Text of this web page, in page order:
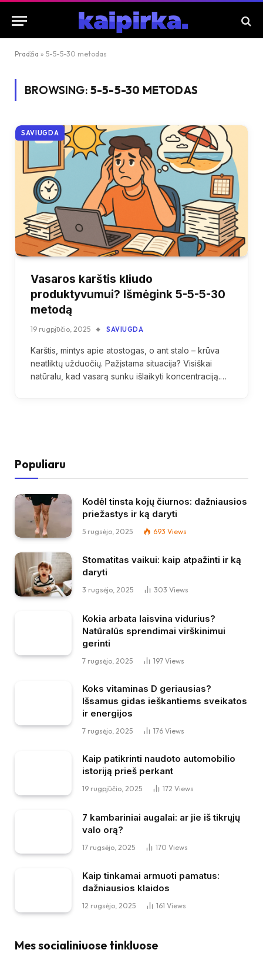
Pradžia » 5-5-5-30 metodas
BROWSING: 5-5-5-30 METODAS
SAVIUGDA
Vasaros karštis kliudo
produktyvumui? Išmėgink 5-5-5-30
metodą
19 rugpjūčio, 2025 SAVIUGDA
Karštis, mintys apie atostogas, o ant stalo – krūva
neatliktų užduočių. Pažįstama situacija? Visiškai
natūralu, kad vasarą sunku išlaikyti koncentraciją.…
Populiaru
Kodėl tinsta kojų čiurnos: dažniausios
priežastys ir ką daryti
5 rugsėjo, 2025 693 Views
Stomatitas vaikui: kaip atpažinti ir ką
daryti
3 rugsėjo, 2025 303 Views
Kokia arbata laisvina vidurius?
Natūralūs sprendimai virškinimui
gerinti
7 rugsėjo, 2025 197 Views
Koks vitaminas D geriausias?
Išsamus gidas ieškantiems sveikatos
ir energijos
7 rugsėjo, 2025 176 Views
Kaip patikrinti naudoto automobilio
istoriją prieš perkant
19 rugpjūčio, 2025 172 Views
7 kambariniai augalai: ar jie iš tikrųjų
valo orą?
17 rugsėjo, 2025 170 Views
Kaip tinkamai armuoti pamatus:
dažniausios klaidos
12 rugsėjo, 2025 161 Views
Mes socialiniuose tinkluose